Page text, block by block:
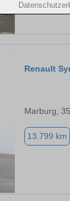
Renault
Marburg,
13.799 km